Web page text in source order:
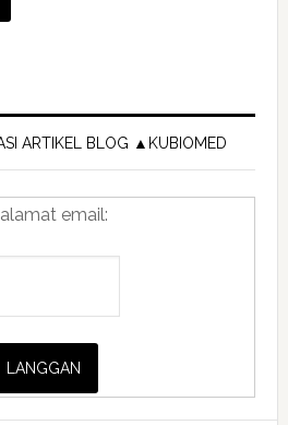
ARTIKEL BLOG ▲KUBIOMED
alamat email: